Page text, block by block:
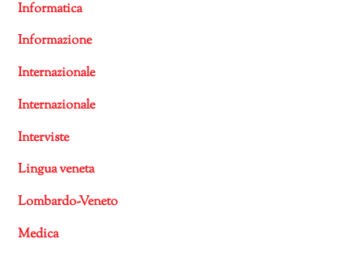
Informatica
Informazione
Internazionale
Internazionale
Interviste
Lingua veneta
Lombardo-Veneto
Medica